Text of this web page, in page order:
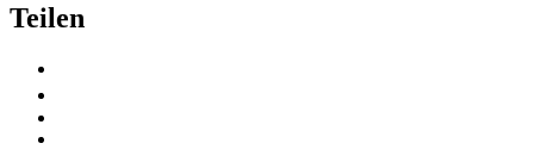
Teilen